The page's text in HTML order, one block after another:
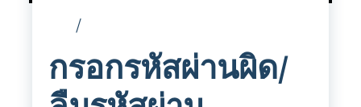
กรอกรหัสผ่านผิด/